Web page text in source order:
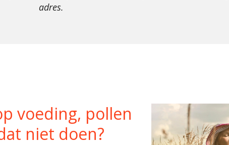
adres.
voeding, pollen
niet doen?